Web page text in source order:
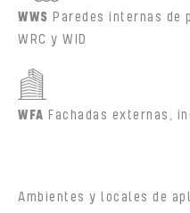
WWS Paredes internas de
WRC y WID
WFA Fachadas externas,
Ambientes y locales de